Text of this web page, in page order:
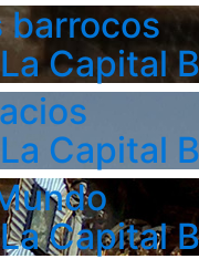
barrocos
Capital
Capital
Capital